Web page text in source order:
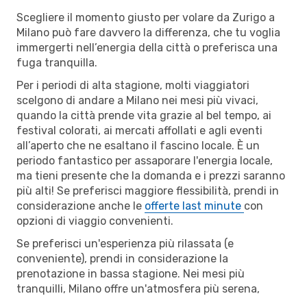
Scegliere il momento giusto per volare da Zurigo a
Milano può fare davvero la differenza, che tu voglia
immergerti nell’energia della città o preferisca una
fuga tranquilla.
Per i periodi di alta stagione, molti viaggiatori
scelgono di andare a Milano nei mesi più vivaci,
quando la città prende vita grazie al bel tempo, ai
festival colorati, ai mercati affollati e agli eventi
all’aperto che ne esaltano il fascino locale. È un
periodo fantastico per assaporare l'energia locale,
ma tieni presente che la domanda e i prezzi saranno
più alti! Se preferisci maggiore flessibilità, prendi in
considerazione anche le offerte last minute con
opzioni di viaggio convenienti.
Se preferisci un'esperienza più rilassata (e
conveniente), prendi in considerazione la
prenotazione in bassa stagione. Nei mesi più
tranquilli, Milano offre un'atmosfera più serena,